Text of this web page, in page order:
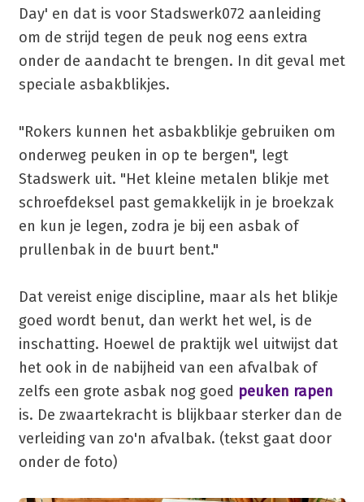
Day' en dat is voor Stadswerk072 aanleiding
om de strijd tegen de peuk nog eens extra
onder de aandacht te brengen. In dit geval met
speciale asbakblikjes.
"Rokers kunnen het asbakblikje gebruiken om
onderweg peuken in op te bergen", legt
Stadswerk uit. "Het kleine metalen blikje met
schroefdeksel past gemakkelijk in je broekzak
en kun je legen, zodra je bij een asbak of
prullenbak in de buurt bent."
Dat vereist enige discipline, maar als het blikje
goed wordt benut, dan werkt het wel, is de
inschatting. Hoewel de praktijk wel uitwijst dat
het ook in de nabijheid van een afvalbak of
zelfs een grote asbak nog goed peuken rapen
is. De zwaartekracht is blijkbaar sterker dan de
verleiding van zo'n afvalbak. (tekst gaat door
onder de foto)